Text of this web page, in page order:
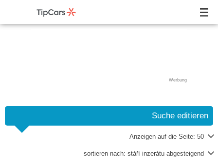
Werbung
Suche editieren
Anzeigen auf die Seite: 50
sortieren nach: stáří inzerátu abgesteigend